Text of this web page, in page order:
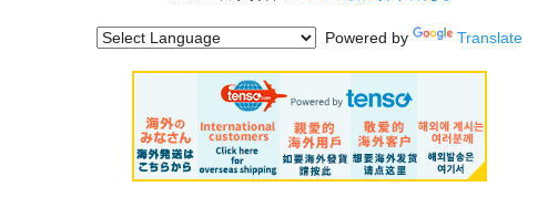
Powered by Translate